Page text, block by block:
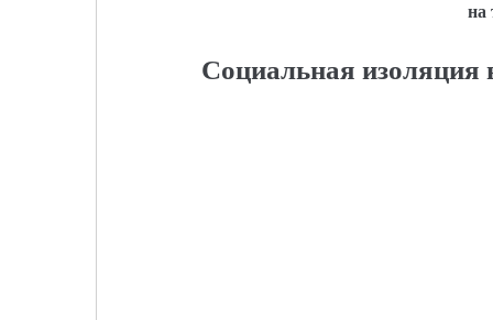
на
Социальная изоляция